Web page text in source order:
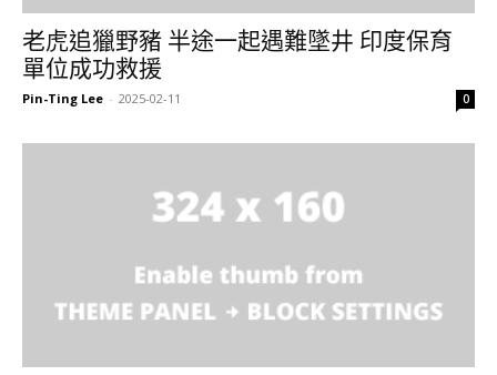
老虎追獵野豬 半途一起遇難墜井 印度保育
單位成功救援
Pin-Ting Lee - 2025-02-11 0